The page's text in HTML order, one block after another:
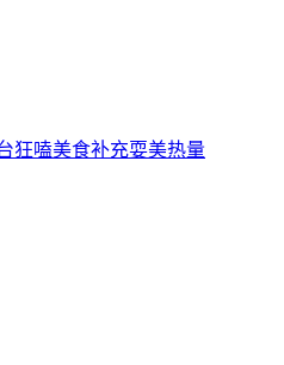
嗑美食补充耍美热量